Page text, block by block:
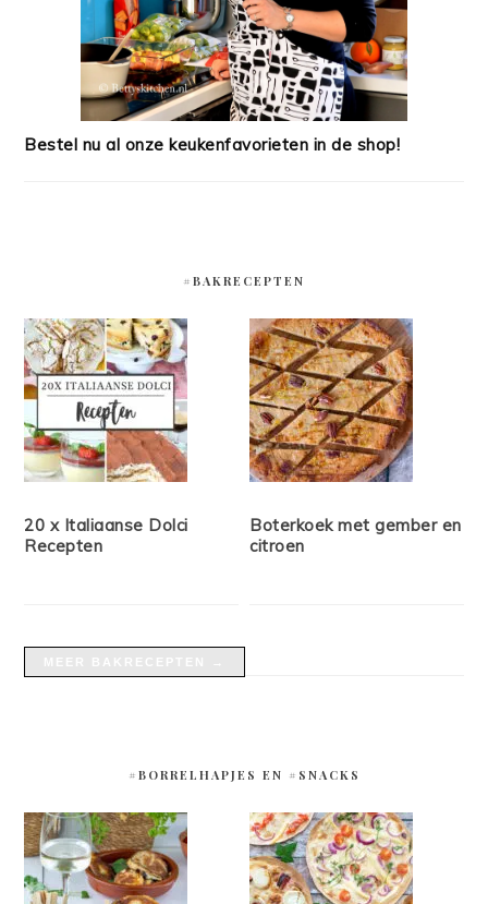
Bestel nu al onze keukenfavorieten in de shop!
#BAKRECEPTEN
20 x Italiaanse Dolci
Recepten
Boterkoek met gember en
citroen
#BORRELHAPJES EN #SNACKS